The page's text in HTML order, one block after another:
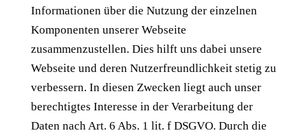
Informationen über die Nutzung der einzelnen
Komponenten unserer Webseite
zusammenzustellen. Dies hilft uns dabei unsere
Webseite und deren Nutzerfreundlichkeit stetig zu
verbessern. In diesen Zwecken liegt auch unser
berechtigtes Interesse in der Verarbeitung der
Daten nach Art. 6 Abs. 1 lit. f DSGVO. Durch die